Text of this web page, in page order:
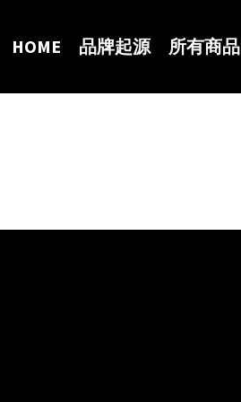
HOME 品牌起源 所有商品